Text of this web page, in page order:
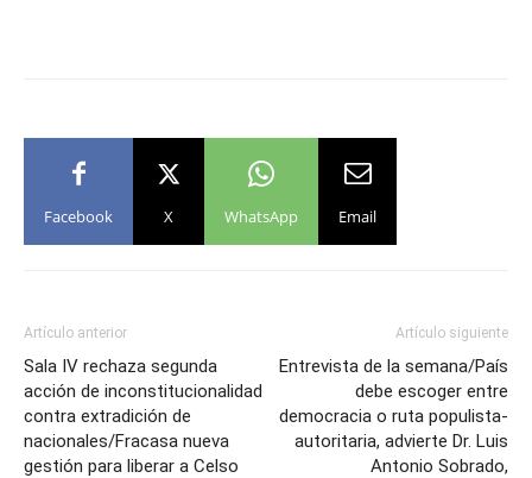
Facebook X WhatsApp Email
Artículo anterior
Sala IV rechaza segunda
acción de inconstitucionalidad
contra extradición de
nacionales/Fracasa nueva
gestión para liberar a Celso
Artículo siguiente
Entrevista de la semana/País
debe escoger entre
democracia o ruta populista-
autoritaria, advierte Dr. Luis
Antonio Sobrado,